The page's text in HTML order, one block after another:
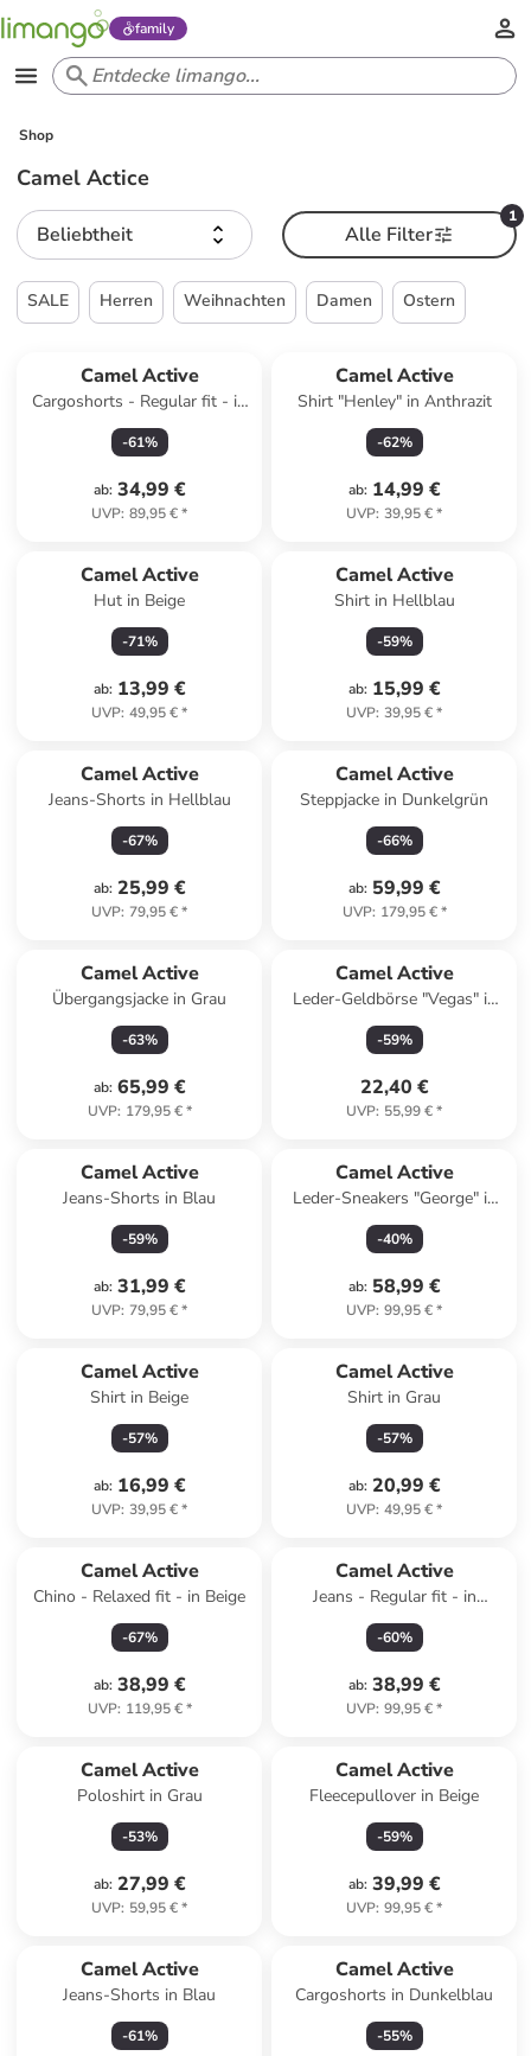
family
Shop
Camel Actice
Beliebtheit
1
Alle Filter
SALE Herren Weihnachten Damen Ostern
Camel Active
Cargoshorts - Regular fit - in
Grau
-61%
ab: 34,99 €
UVP: 89,95 €*
Camel Active
Shirt "Henley" in Anthrazit
-62%
ab: 14,99 €
UVP: 39,95 €*
Camel Active
Hut in Beige
-71%
ab: 13,99 €
UVP: 49,95 €*
Camel Active
Shirt in Hellblau
-59%
ab: 15,99 €
UVP: 39,95 €*
Camel Active
Jeans-Shorts in Hellblau
-67%
ab: 25,99 €
UVP: 79,95 €*
Camel Active
Steppjacke in Dunkelgrün
-66%
ab: 59,99 €
UVP: 179,95 €*
Camel Active
Übergangsjacke in Grau
-63%
ab: 65,99 €
UVP: 179,95 €*
Camel Active
Leder-Geldbörse "Vegas" in
Dunkelbraun - (B)10,7 x
(H)12,7 x (T)2 cm
-59%
22,40 €
UVP: 55,99 €*
Camel Active
Jeans-Shorts in Blau
-59%
ab: 31,99 €
UVP: 79,95 €*
Camel Active
Leder-Sneakers "George" in
Grau
-40%
ab: 58,99 €
UVP: 99,95 €*
Camel Active
Shirt in Beige
-57%
ab: 16,99 €
UVP: 39,95 €*
Camel Active
Shirt in Grau
-57%
ab: 20,99 €
UVP: 49,95 €*
Camel Active
Chino - Relaxed fit - in Beige
-67%
ab: 38,99 €
UVP: 119,95 €*
Camel Active
Jeans - Regular fit - in
Dunkelblau
-60%
ab: 38,99 €
UVP: 99,95 €*
Camel Active
Poloshirt in Grau
-53%
ab: 27,99 €
UVP: 59,95 €*
Camel Active
Fleecepullover in Beige
-59%
ab: 39,99 €
UVP: 99,95 €*
Camel Active
Jeans-Shorts in Blau
-61%
Camel Active
Cargoshorts in Dunkelblau
-55%